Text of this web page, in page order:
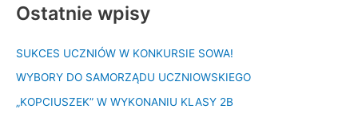
u
a
j
d
Ostatnie wpisy
SUKCES UCZNIÓW W KONKURSIE SOWA!
WYBORY DO SAMORZĄDU UCZNIOWSKIEGO
„KOPCIUSZEK” W WYKONANIU KLASY 2B